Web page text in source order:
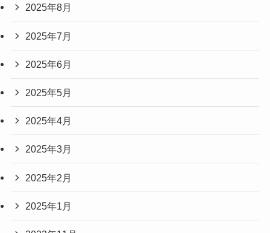
2025年8月
2025年7月
2025年6月
2025年5月
2025年4月
2025年3月
2025年2月
2025年1月